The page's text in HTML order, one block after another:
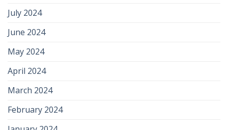
July 2024
June 2024
May 2024
April 2024
March 2024
February 2024